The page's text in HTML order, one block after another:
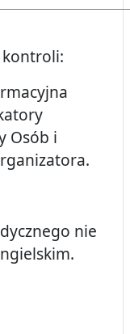
kontroli:
Osób i
nie